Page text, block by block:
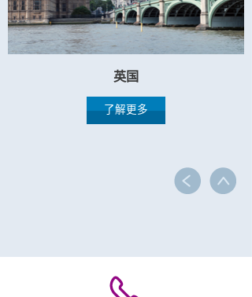
英国
了解更多